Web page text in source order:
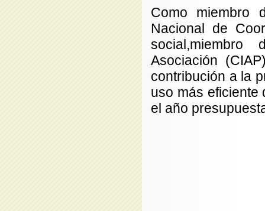
Como miembro
Nacional de
Asociación
contribución a la
uso más eficiente
el año